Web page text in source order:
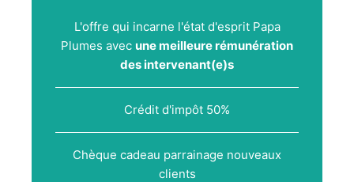
L'offre qui incarne l'état d'esprit Papa
Plumes avec une meilleure rémunération
des intervenant(e)s
Crédit d'impôt 50%
Chèque cadeau parrainage nouveaux
clients